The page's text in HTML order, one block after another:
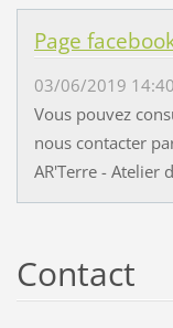
Page
03/06/2019 14:40
Vous pouvez
nous contacter
AR'Terre - Atelier
Contact